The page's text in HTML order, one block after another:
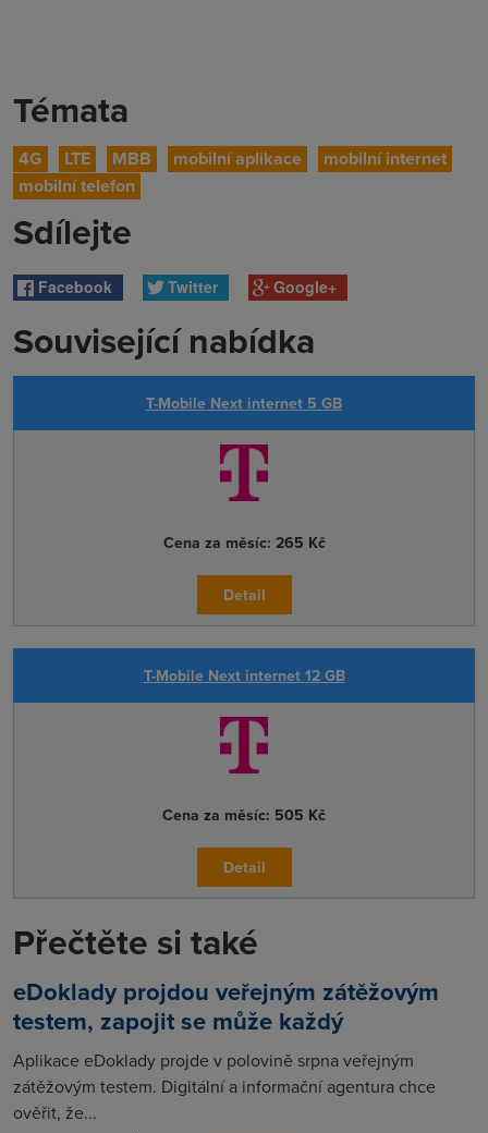
Témata
4G LTE MBB mobilní aplikace
mobilní internet
mobilní telefon
Sdílejte
Facebook Twitter Google+
Související nabídka
T-Mobile Next internet 5 GB
Cena za měsíc: 265 Kč
Detail
T-Mobile Next internet 12 GB
Cena za měsíc: 505 Kč
Detail
Přečtěte si také
eDoklady projdou veřejným zátěžovým
testem, zapojit se může každý
Aplikace eDoklady projde v polovině srpna veřejným
zátěžovým testem. Digitální a informační agentura chce
ověřit, že...